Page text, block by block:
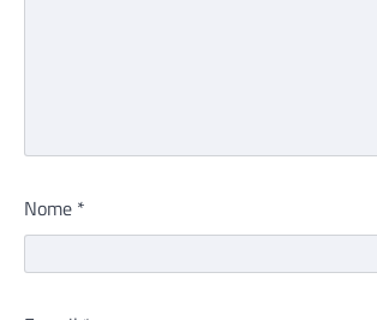
Nome *